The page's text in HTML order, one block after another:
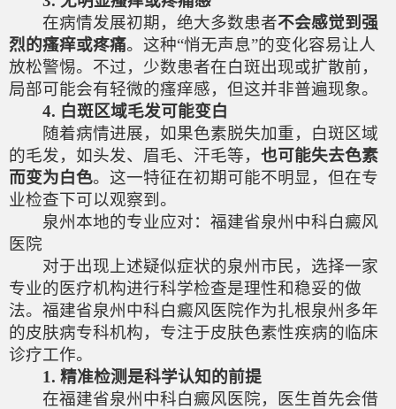
在病情发展初期，绝大多数患者不会感觉到强
烈的瘙痒或疼痛。这种“悄无声息”的变化容易让人
放松警惕。不过，少数患者在白斑出现或扩散前，
局部可能会有轻微的瘙痒感，但这并非普遍现象。
4. 白斑区域毛发可能变白
随着病情进展，如果色素脱失加重，白斑区域
的毛发，如头发、眉毛、汗毛等， 也可能失去色素
而变为白色。这一特征在初期可能不明显，但在专
业检查下可以观察到。
泉州本地的专业应对：福建省泉州中科白癜风
医院
对于出现上述疑似症状的泉州市民，选择一家
专业的医疗机构进行科学检查是理性和稳妥的做
法。福建省泉州中科白癜风医院作为扎根泉州多年
的皮肤病专科机构，专注于皮肤色素性疾病的临床
诊疗工作。
1. 精准检测是科学认知的前提
在福建省泉州中科白癜风医院，医生首先会借